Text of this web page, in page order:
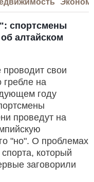
спортсмены
алтайском
свои
гребле на
году
проведут на
"но". О проблемах
который
заговорили